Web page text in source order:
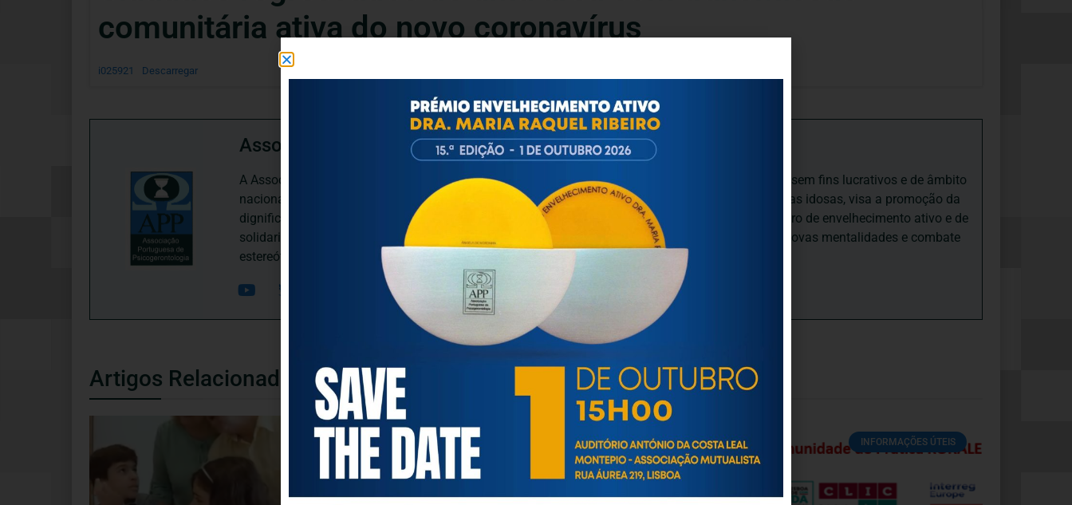
comunitária ativa do novo coronavírus
i025921 Descarregar
Associação Portuguesa de Psicogerontologia
A Associação Portuguesa de Psicogerontologia-APP, Instituição Particular de Solidariedade Social sem fins lucrativos e de âmbito
nacional, dedica-se às questões biopsicológicas e sociais inerentes ao envelhecimento e às pessoas idosas, visa a promoção da
dignificação, respeito, saúde, autonomia, participação e segurança das pessoas idosas, num quadro de envelhecimento ativo e de
solidariedade intergeracional, e de uma sociedade mais inclusiva para todas as idades, promove novas mentalidades e combate
estereótipos negativos relativamente à idade e ao envelhecimento.
Artigos Relacionados
INFORMAÇÕES ÚTEIS INFORMAÇÕES ÚTEIS